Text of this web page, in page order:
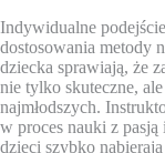
Indywidualne
dostosowania metody
dziecka sprawiają, że
nie tylko skuteczne,
najmłodszych.
w proces nauki z pasją
dzieci szybko